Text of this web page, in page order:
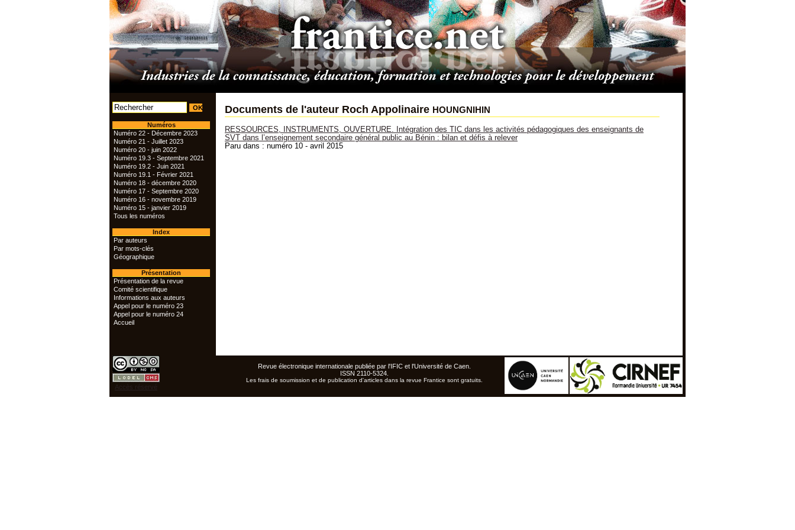
Numéros
Numéro 22 - Décembre 2023
Numéro 21 - Juillet 2023
Numéro 20 - juin 2022
Numéro 19.3 - Septembre 2021
Numéro 19.2 - Juin 2021
Numéro 19.1 - Février 2021
Numéro 18 - décembre 2020
Numéro 17 - Septembre 2020
Numéro 16 - novembre 2019
Numéro 15 - janvier 2019
Tous les numéros
Index
Par auteurs
Par mots-clés
Géographique
Présentation
Présentation de la revue
Comité scientifique
Informations aux auteurs
Appel pour le numéro 23
Appel pour le numéro 24
Accueil
Documents de l'auteur Roch Appolinaire houngnihin
RESSOURCES, INSTRUMENTS, OUVERTURE. Intégration des TIC dans les activités pédagogiques des enseignants de
SVT dans l’enseignement secondaire général public au Bénin : bilan et défis à relever
Paru dans : numéro 10 - avril 2015
Accès réservé
Revue électronique internationale publiée par l'IFIC et l'Université de Caen
ISSN 2110-5324.
Les frais de soumission et de publication d'articles dans la revue Frantice sont gratuits.